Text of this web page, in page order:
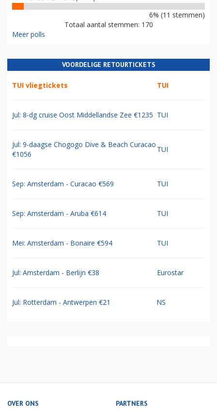
6% (11 stemmen)
Totaal aantal stemmen: 170
Meer polls
VOORDELIGE RETOURTICKETS
TUI vliegtickets TUI
Jul: 8-dg cruise Oost Middellandse Zee €1235 TUI
Jul: 9-daagse Chogogo Dive & Beach Curacao
€1056
TUI
Sep: Amsterdam - Curacao €569 TUI
Sep: Amsterdam - Aruba €614 TUI
Mei: Amsterdam - Bonaire €594 TUI
Jul: Amsterdam - Berlijn €38 Eurostar
Jul: Rotterdam - Antwerpen €21 NS
OVER ONS PARTNERS